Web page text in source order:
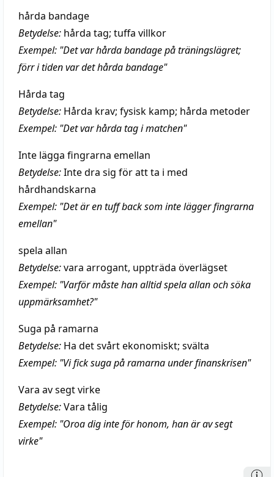
hårda bandage
Betydelse: hårda tag; tuffa villkor
Exempel: "Det var hårda bandage på träningslägret;
förr i tiden var det hårda bandage"
Hårda tag
Betydelse: Hårda krav; fysisk kamp; hårda metoder
Exempel: "Det var hårda tag i matchen"
Inte lägga fingrarna emellan
Betydelse:Inte dra sig för att ta i med
hårdhandskarna
Exempel: "Det är en tuff back som inte lägger fingrarna
emellan"
spela allan
Betydelse:vara arrogant, uppträda överlägset
Exempel: "Varför måste han alltid spela allan och söka
uppmärksamhet?"
Suga på ramarna
Betydelse: Ha det svårt ekonomiskt; svälta
Exempel: "Vi fick suga på ramarna under finanskrisen"
Vara av segt virke
Betydelse:Vara tålig
Exempel: "Oroa dig inte för honom, han är av segt
virke"